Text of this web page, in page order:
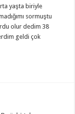
yaşta biriyle
sormuştu
olur dedim 38
geldi çok